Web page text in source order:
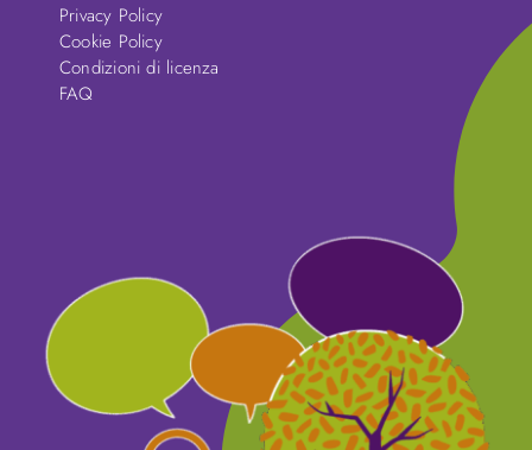
Privacy Policy
Cookie Policy
Condizioni di licenza
FAQ